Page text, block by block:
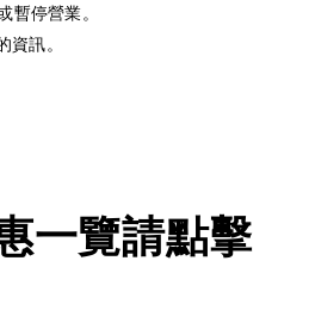
暫停營業。
訊。
一覽請點擊